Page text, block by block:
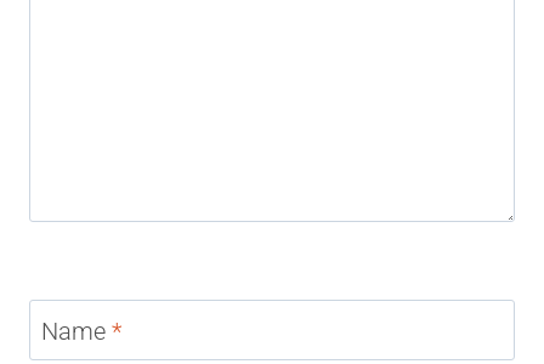
Name *